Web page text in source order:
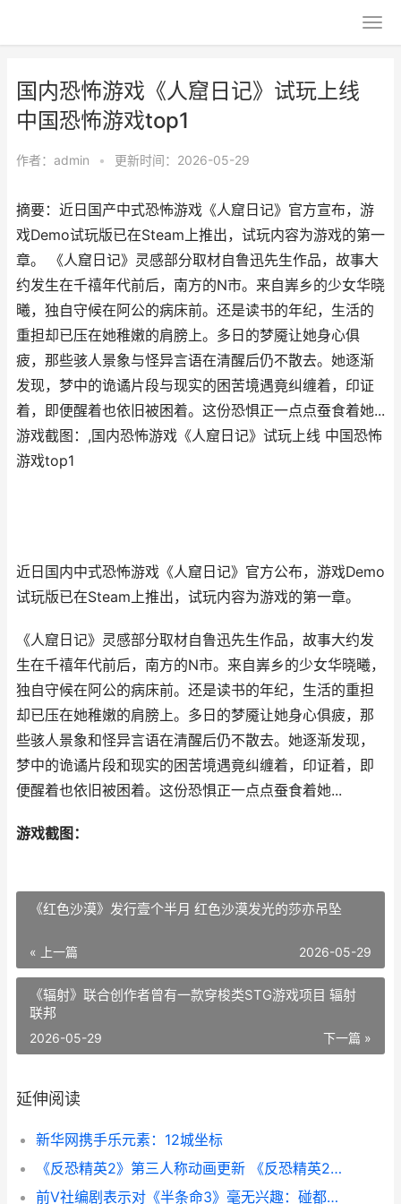
国内恐怖游戏《人窟日记》试玩上线
中国恐怖游戏top1
作者： admin • 更新时间：2026-05-29
摘要：近日国产中式恐怖游戏《人窟日记》官方宣布，游
戏Demo试玩版已在Steam上推出，试玩内容为游戏的第一
章。 《人窟日记》灵感部分取材自鲁迅先生作品，故事大
约发生在千禧年代前后，南方的N市。来自㟖乡的少女华晓
曦，独自守候在阿公的病床前。还是读书的年纪，生活的
重担却已压在她稚嫩的肩膀上。多日的梦魇让她身心俱
疲，那些骇人景象与怪异言语在清醒后仍不散去。她逐渐
发现，梦中的诡谲片段与现实的困苦境遇竟纠缠着，印证
着，即便醒着也依旧被困着。这份恐惧正一点点蚕食着她...
游戏截图：,国内恐怖游戏《人窟日记》试玩上线 中国恐怖
游戏top1
近日国内中式恐怖游戏《人窟日记》官方公布，游戏Demo
试玩版已在Steam上推出，试玩内容为游戏的第一章。
《人窟日记》灵感部分取材自鲁迅先生作品，故事大约发
生在千禧年代前后，南方的N市。来自㟖乡的少女华晓曦，
独自守候在阿公的病床前。还是读书的年纪，生活的重担
却已压在她稚嫩的肩膀上。多日的梦魇让她身心俱疲，那
些骇人景象和怪异言语在清醒后仍不散去。她逐渐发现，
梦中的诡谲片段和现实的困苦境遇竟纠缠着，印证着，即
便醒着也依旧被困着。这份恐惧正一点点蚕食着她...
游戏截图：
《红色沙漠》发行壹个半月 红色沙漠发光的莎亦吊坠
« 上一篇 2026-05-29
《辐射》联合创作者曾有一款穿梭类STG游戏项目 辐射
联邦
下一篇 »
2026-05-29
延伸阅读
新华网携手乐元素：12城坐标
《反恐精英2》第三人称动画更新 《反恐精英2》直接安装游戏
前V社编剧表示对《半条命3》毫无兴趣：碰都不想碰